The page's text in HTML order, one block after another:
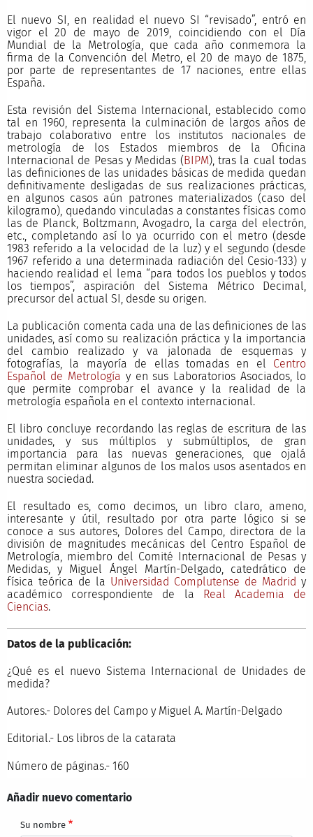
El nuevo SI, en realidad el nuevo SI “revisado”, entró en
vigor el 20 de mayo de 2019, coincidiendo con el Día
Mundial de la Metrología, que cada año conmemora la
firma de la Convención del Metro, el 20 de mayo de 1875,
por parte de representantes de 17 naciones, entre ellas
España.
Esta revisión del Sistema Internacional, establecido como
tal en 1960, representa la culminación de largos años de
trabajo colaborativo entre los institutos nacionales de
metrología de los Estados miembros de la Oficina
Internacional de Pesas y Medidas (BIPM), tras la cual todas
las definiciones de las unidades básicas de medida quedan
definitivamente desligadas de sus realizaciones prácticas,
en algunos casos aún patrones materializados (caso del
kilogramo), quedando vinculadas a constantes físicas como
las de Planck, Boltzmann, Avogadro, la carga del electrón,
etc., completando así lo ya ocurrido con el metro (desde
1983 referido a la velocidad de la luz) y el segundo (desde
1967 referido a una determinada radiación del Cesio-133) y
haciendo realidad el lema “para todos los pueblos y todos
los tiempos”, aspiración del Sistema Métrico Decimal,
precursor del actual SI, desde su origen.
La publicación comenta cada una de las definiciones de las
unidades, así como su realización práctica y la importancia
del cambio realizado y va jalonada de esquemas y
fotografías, la mayoría de ellas tomadas en el Centro
Español de Metrología y en sus Laboratorios Asociados, lo
que permite comprobar el avance y la realidad de la
metrología española en el contexto internacional.
El libro concluye recordando las reglas de escritura de las
unidades, y sus múltiplos y submúltiplos, de gran
importancia para las nuevas generaciones, que ojalá
permitan eliminar algunos de los malos usos asentados en
nuestra sociedad.
El resultado es, como decimos, un libro claro, ameno,
interesante y útil, resultado por otra parte lógico si se
conoce a sus autores, Dolores del Campo, directora de la
división de magnitudes mecánicas del Centro Español de
Metrología, miembro del Comité Internacional de Pesas y
Medidas, y Miguel Ángel Martín-Delgado, catedrático de
física teórica de la Universidad Complutense de Madrid y
académico correspondiente de la Real Academia de
Ciencias.
Datos de la publicación:
¿Qué es el nuevo Sistema Internacional de Unidades de
medida?
Autores.- Dolores del Campo y Miguel A. Martín-Delgado
Editorial.- Los libros de la catarata
Número de páginas.- 160
Añadir nuevo comentario
Su nombre